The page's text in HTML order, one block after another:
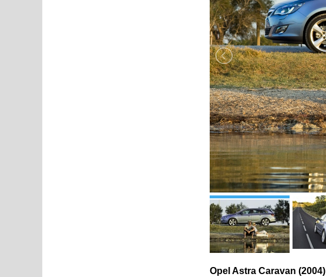
Opel Astra Caravan (2004)